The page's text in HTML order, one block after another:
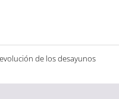
de los desayunos